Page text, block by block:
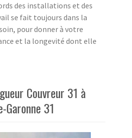
des installations et des
se fait toujours dans la
pour donner à votre
et la longevité dont elle
Couvreur 31 à
Garonne 31